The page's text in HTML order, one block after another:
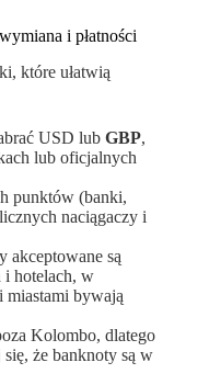
i płatności
które ułatwią
USD lub GBP,
lub oficjalnych
punktów (banki,
naciągaczy i
akceptowane są
i hotelach, w
miastami bywają
Kolombo, dlatego
że banknoty są w